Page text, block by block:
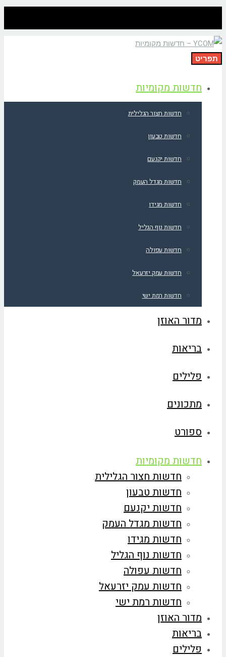
תפריט
חדשות מקומיות
חדשות חצור הגלילית
חדשות טבעון
חדשות יקנעם
חדשות מגדל העמק
חדשות מגידו
חדשות נוף הגליל
חדשות עפולה
חדשות עמק יזרעאל
חדשות רמת ישי
מדור האוזן
בריאות
פלילים
מתכונים
ספורט
חדשות מקומיות
חדשות חצור הגלילית
חדשות טבעון
חדשות יקנעם
חדשות מגדל העמק
חדשות מגידו
חדשות נוף הגליל
חדשות עפולה
חדשות עמק יזרעאל
חדשות רמת ישי
מדור האוזן
בריאות
פלילים